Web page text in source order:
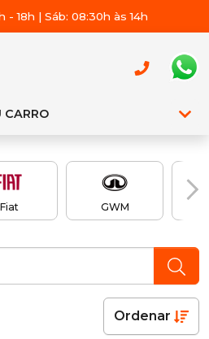
- 18h | Sáb: 08:30h às 14h
CARRO
Fiat GWM
Ordenar